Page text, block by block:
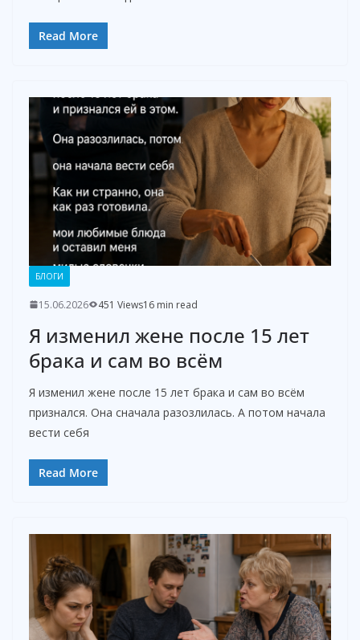
Read More
БЛОГИ
15.06.2026 451 Views16 min read
Я изменил жене после 15 лет
брака и сам во всём
Я изменил жене после 15 лет брака и сам во всём
признался. Она сначала разозлилась. А потом начала
вести себя
Read More